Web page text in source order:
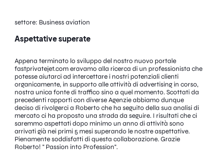
settore: Business aviation
Aspettative superate
Appena terminato lo sviluppo del nostro nuovo portale
fastprivatejet.com eravamo alla ricerca di un professionista che
potesse aiutarci ad intercettare i nostri potenziali clienti
organicamente, in supporto alle attività di advertising in corso,
nostra unica fonte di traffico sino a quel momento. Scottati da
precedenti rapporti con diverse Agenzie abbiamo dunque
deciso di rivolgerci a Roberto che ha seguito della sua analisi di
mercato ci ha proposto una strada da seguire. I risultati che ci
saremmo aspettati dopo minimo un anno di attività sono
arrivati già nei primi 5 mesi superando le nostre aspettative.
Pienamente soddisfatti di questa collaborazione. Grazie
Roberto! " Passion into Profession".